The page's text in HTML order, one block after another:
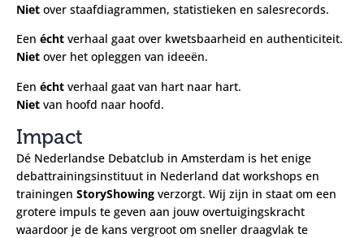
Niet over staafdiagrammen, statistieken en salesrecords.
Een écht verhaal gaat over kwetsbaarheid en authenticiteit.
Niet over het opleggen van ideeën.
Een écht verhaal gaat van hart naar hart.
Niet van hoofd naar hoofd.
Impact
Dé Nederlandse Debatclub in Amsterdam is het enige
debattrainingsinstituut in Nederland dat workshops en
trainingen StoryShowing verzorgt. Wij zijn in staat om een
grotere impuls te geven aan jouw overtuigingskracht
waardoor je de kans vergroot om sneller draagvlak te